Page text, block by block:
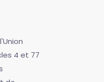
4 et 77